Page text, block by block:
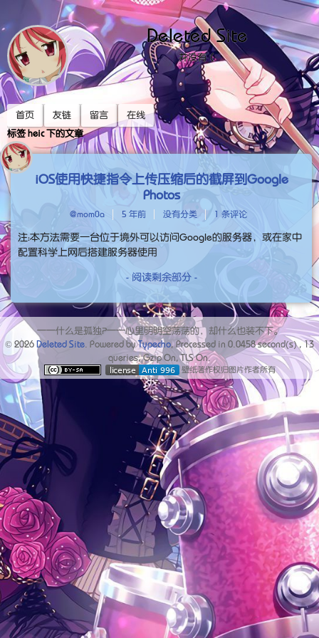
Deleted Site
并没有（
首页 友链 留言
在线
标签 heic 下的文章
iOS使用快捷指令上传压缩后的截屏到Google
Photos
@mom0a 5 年前 没有分类 1 条评论
注：本方法需要一台位于境外可以访问Google的服务器，或在家中
配置科学上网后搭建服务器使用
- 阅读剩余部分 -
——什么是孤独？——心里明明空荡荡的，却什么也装不下。
© 2026 Deleted Site . Powered byTypecho , Processed in 0.0458second(s) ,13
queries, Gzip On, TLS On.
壁纸著作权归图片作者所有